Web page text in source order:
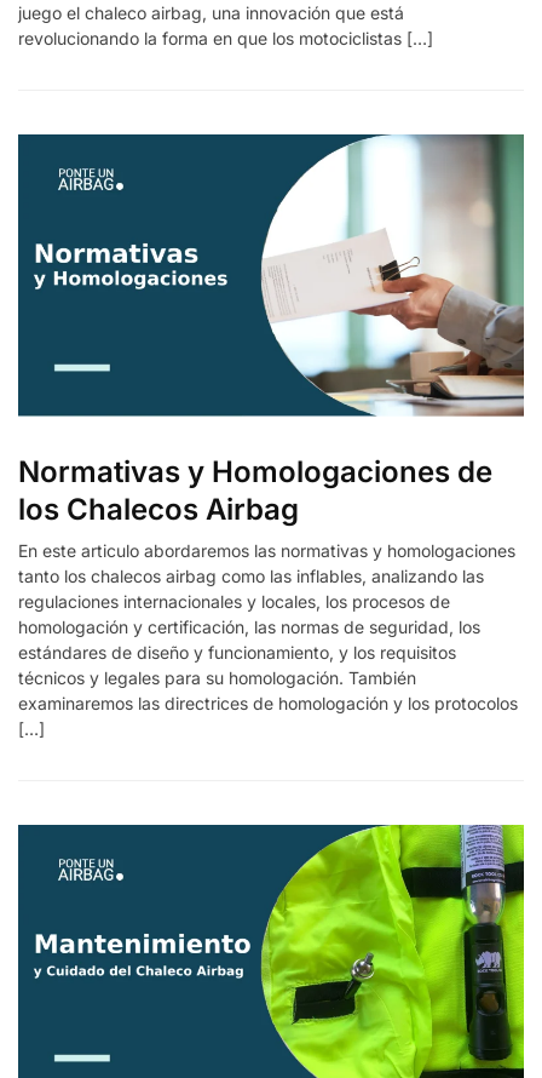
juego el chaleco airbag, una innovación que está
revolucionando la forma en que los motociclistas […]
Normativas y Homologaciones de
los Chalecos Airbag
En este articulo abordaremos las normativas y homologaciones
tanto los chalecos airbag como las inflables, analizando las
regulaciones internacionales y locales, los procesos de
homologación y certificación, las normas de seguridad, los
estándares de diseño y funcionamiento, y los requisitos
técnicos y legales para su homologación. También
examinaremos las directrices de homologación y los protocolos
[…]